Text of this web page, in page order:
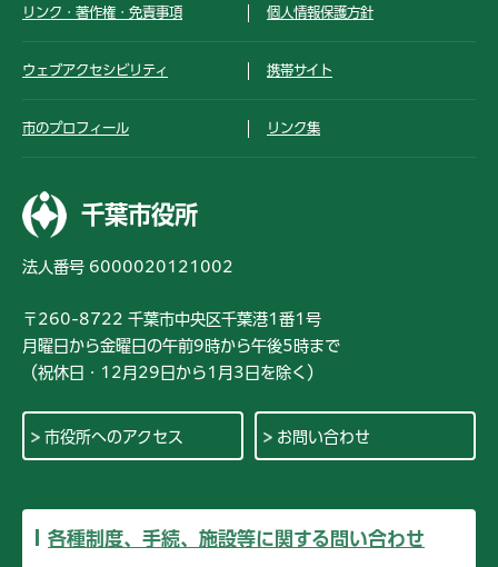
リンク・著作権・免責事項 個人情報保護方針
ウェブアクセシビリティ 携帯サイト
市のプロフィール リンク集
千葉市役所
法人番号 6000020121002
〒260-8722 千葉市中央区千葉港1番1号
月曜日から金曜日の午前9時から午後5時まで
（祝休日・12月29日から1月3日を除く）
市役所へのアクセス お問い合わせ
各種制度、手続、施設等に関する問い合わせ